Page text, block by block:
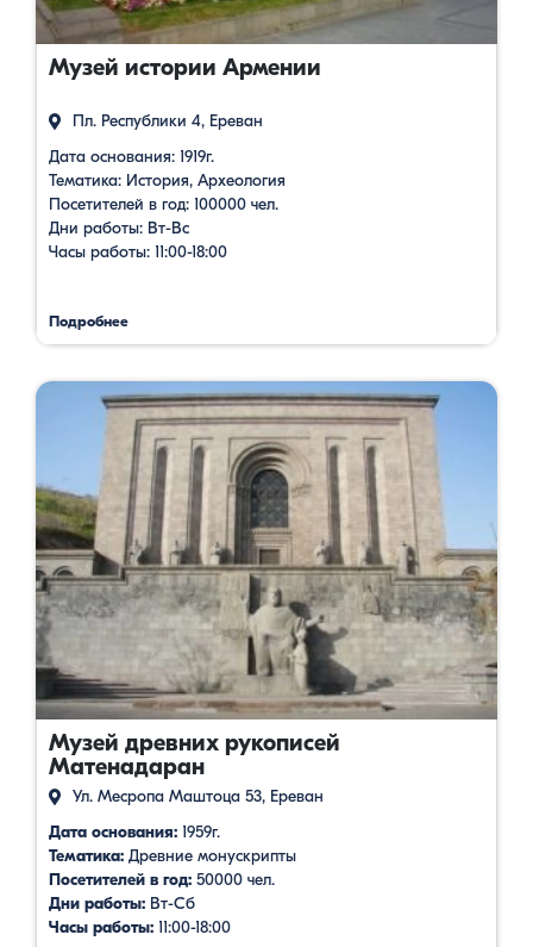
Музей истории Армении
Пл. Республики 4, Ереван
Дата основания: 1919г.
Тематика: История, Археология
Посетителей в год: 100000 чел.
Дни работы: Вт-Вс
Часы работы: 11:00-18:00
Подробнее
Музей древних рукописей
Матенадаран
Ул. Месропа Маштоца 53, Ереван
Дата основания: 1959г.
Тематика: Древние монускрипты
Посетителей в год: 50000 чел.
Дни работы: Вт-Сб
Часы работы: 11:00-18:00